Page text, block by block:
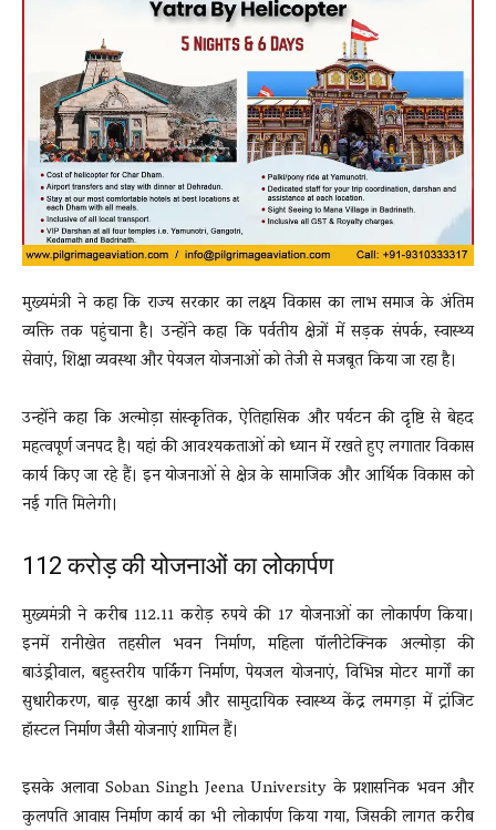
मुख्यमंत्री ने कहा कि राज्य सरकार का लक्ष्य विकास का लाभ समाज के अंतिम
व्यक्ति तक पहुंचाना है। उन्होंने कहा कि पर्वतीय क्षेत्रों में सड़क संपर्क, स्वास्थ्य
सेवाएं, शिक्षा व्यवस्था और पेयजल योजनाओं को तेजी से मजबूत किया जा रहा है।
उन्होंने कहा कि अल्मोड़ा सांस्कृतिक, ऐतिहासिक और पर्यटन की दृष्टि से बेहद
महत्वपूर्ण जनपद है। यहां की आवश्यकताओं को ध्यान में रखते हुए लगातार विकास
कार्य किए जा रहे हैं। इन योजनाओं से क्षेत्र के सामाजिक और आर्थिक विकास को
नई गति मिलेगी।
112 करोड़ की योजनाओं का लोकार्पण
मुख्यमंत्री ने करीब 112.11 करोड़ रुपये की 17 योजनाओं का लोकार्पण किया।
इनमें रानीखेत तहसील भवन निर्माण, महिला पॉलीटेक्निक अल्मोड़ा की
बाउंड्रीवाल, बहुस्तरीय पार्किंग निर्माण, पेयजल योजनाएं, विभिन्न मोटर मार्गों का
सुधारीकरण, बाढ़ सुरक्षा कार्य और सामुदायिक स्वास्थ्य केंद्र लमगड़ा में ट्रांजिट
हॉस्टल निर्माण जैसी योजनाएं शामिल हैं।
इसके अलावाSoban Singh Jeena University के प्रशासनिक भवन और
कुलपति आवास निर्माण कार्य का भी लोकार्पण किया गया, जिसकी लागत करीब